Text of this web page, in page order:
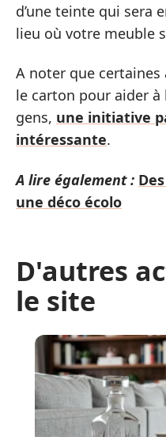
d’une teinte qui sera
lieu où votre meuble
A noter que
le carton pour aider
gens, une initiative
intéressante.
A lire également :
une déco écolo
D'autres
le site